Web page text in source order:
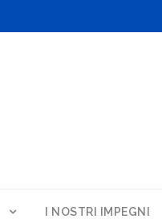
I NOSTRI IMPEGNI